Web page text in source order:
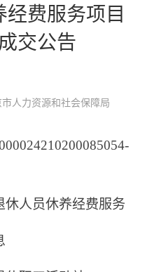
费服务项目
交公告
人力资源和社会保障局
休人员休养经费服务